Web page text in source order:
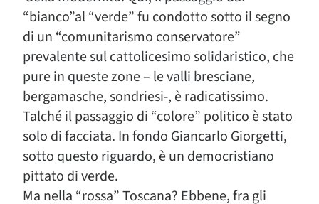
“bianco”al “verde” fu condotto sotto il segno
di un “comunitarismo conservatore”
prevalente sul cattolicesimo solidaristico, che
pure in queste zone – le valli bresciane,
bergamasche, sondriesi-, è radicatissimo.
Talché il passaggio di “colore” politico è stato
solo di facciata. In fondo Giancarlo Giorgetti,
sotto questo riguardo, è un democristiano
pittato di verde.
Ma nella “rossa” Toscana? Ebbene, fra gli